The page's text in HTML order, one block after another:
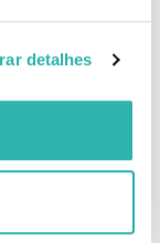
detalhes